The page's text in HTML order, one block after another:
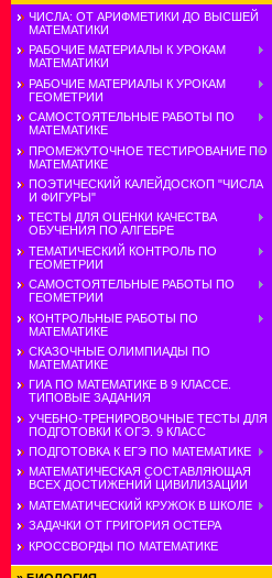
ЧИСЛА: ОТ АРИФМЕТИКИ ДО ВЫСШЕЙ
МАТЕМАТИКИ
РАБОЧИЕ МАТЕРИАЛЫ К УРОКАМ
МАТЕМАТИКИ
РАБОЧИЕ МАТЕРИАЛЫ К УРОКАМ
ГЕОМЕТРИИ
САМОСТОЯТЕЛЬНЫЕ РАБОТЫ ПО
МАТЕМАТИКЕ
ПРОМЕЖУТОЧНОЕ ТЕСТИРОВАНИЕ ПО
МАТЕМАТИКЕ
ПОЭТИЧЕСКИЙ КАЛЕЙДОСКОП "ЧИСЛА
И ФИГУРЫ"
ТЕСТЫ ДЛЯ ОЦЕНКИ КАЧЕСТВА
ОБУЧЕНИЯ ПО АЛГЕБРЕ
ТЕМАТИЧЕСКИЙ КОНТРОЛЬ ПО
ГЕОМЕТРИИ
САМОСТОЯТЕЛЬНЫЕ РАБОТЫ ПО
ГЕОМЕТРИИ
КОНТРОЛЬНЫЕ РАБОТЫ ПО
МАТЕМАТИКЕ
СКАЗОЧНЫЕ ОЛИМПИАДЫ ПО
МАТЕМАТИКЕ
ГИА ПО МАТЕМАТИКЕ В 9 КЛАССЕ.
ТИПОВЫЕ ЗАДАНИЯ
УЧЕБНО-ТРЕНИРОВОЧНЫЕ ТЕСТЫ ДЛЯ
ПОДГОТОВКИ К ОГЭ. 9 КЛАСС
ПОДГОТОВКА К ЕГЭ ПО МАТЕМАТИКЕ
МАТЕМАТИЧЕСКАЯ СОСТАВЛЯЮЩАЯ
ВСЕХ ДОСТИЖЕНИЙ ЦИВИЛИЗАЦИИ
МАТЕМАТИЧЕСКИЙ КРУЖОК В ШКОЛЕ
ЗАДАЧКИ ОТ ГРИГОРИЯ ОСТЕРА
КРОССВОРДЫ ПО МАТЕМАТИКЕ